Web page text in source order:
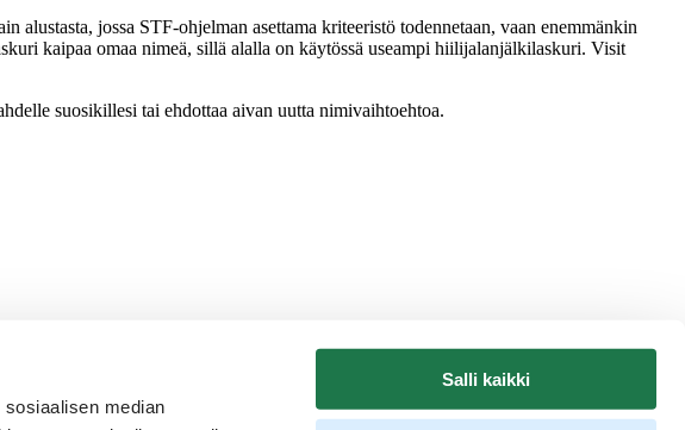
median
Salli kaikki
jossa STF-ohjelman asettama kriteeristö todennetaan, vaan enemmänkin
kaipaa omaa nimeä, sillä alalla on käytössä useampi hiilijalanjälkilaskuri. Visit
suosikillesi tai ehdottaa aivan uutta nimivaihtoehtoa.